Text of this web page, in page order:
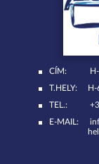
CÍM:
T.HELY:
H-
TEL.:
E-MAIL: